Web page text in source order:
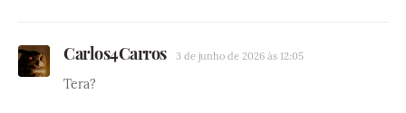
Carlos4Carros 3 de junho de 2026 às 12:05
Tera?